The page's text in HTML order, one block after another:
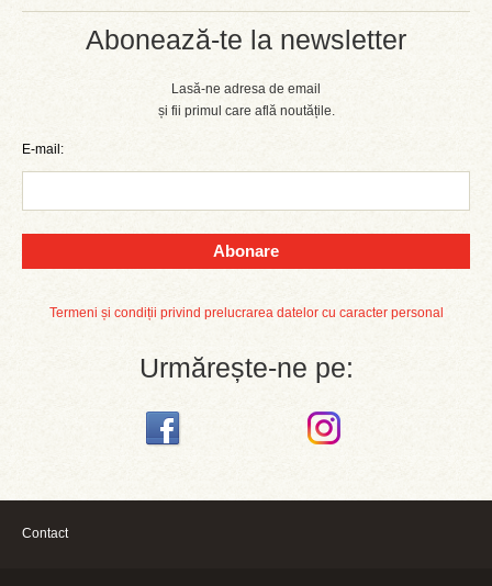
Abonează-te la newsletter
Lasă-ne adresa de email
și fii primul care află noutățile.
E-mail:
Abonare
Termeni și condiții privind prelucrarea datelor cu caracter personal
Urmărește-ne pe:
Contact